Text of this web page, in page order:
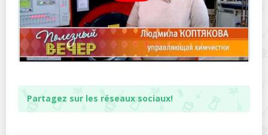
Partagez sur les réseaux sociaux!